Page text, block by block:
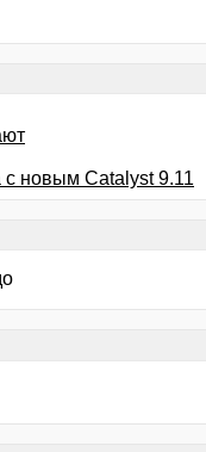
новым Catalyst 9.11